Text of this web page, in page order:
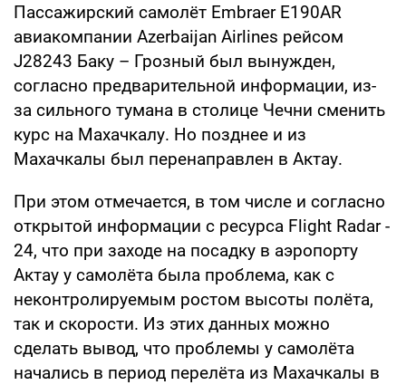
Пассажирский самолёт Embraer E190AR
авиакомпании Azerbaijan Airlines рейсом
J28243 Баку – Грозный был вынужден,
согласно предварительной информации, из-
за сильного тумана в столице Чечни сменить
курс на Махачкалу. Но позднее и из
Махачкалы был перенаправлен в Актау.
При этом отмечается, в том числе и согласно
открытой информации с ресурса Flight Radar -
24, что при заходе на посадку в аэропорту
Актау у самолёта была проблема, как с
неконтролируемым ростом высоты полёта,
так и скорости. Из этих данных можно
сделать вывод, что проблемы у самолёта
начались в период перелёта из Махачкалы в